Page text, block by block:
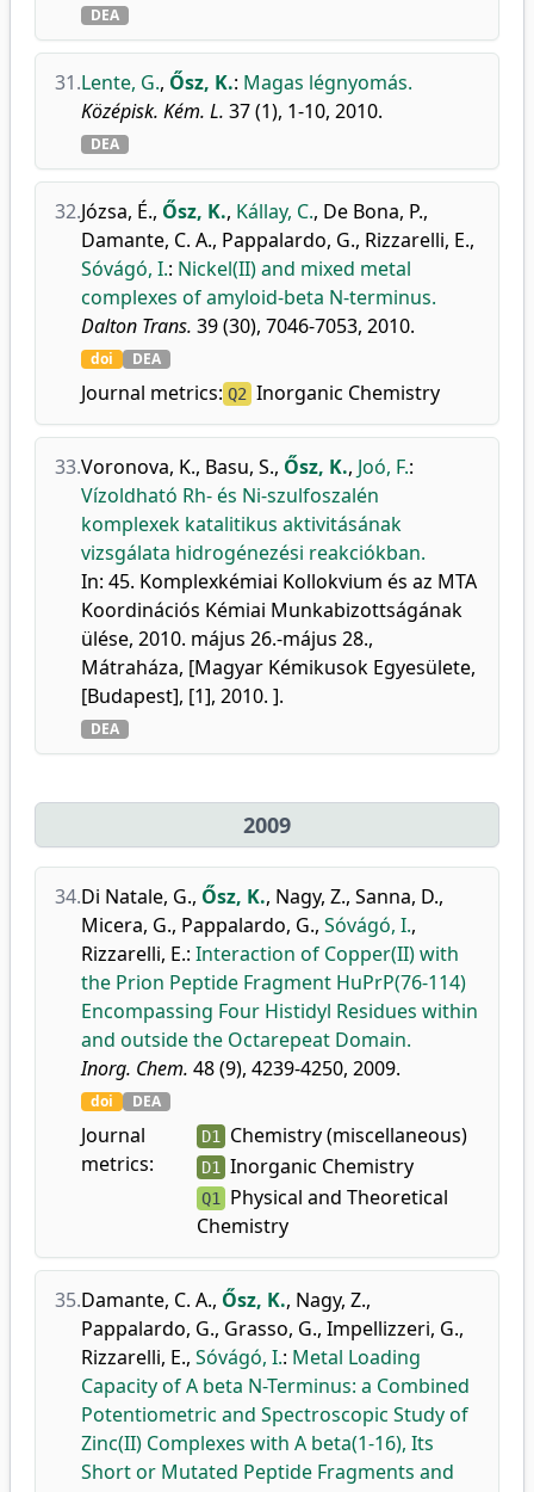
DEA
31.Lente, G., Ősz, K.: Magas légnyomás.
Középisk. Kém. L. 37 (1), 1-10, 2010.
DEA
32.Józsa, É., Ősz, K., Kállay, C., De Bona, P.,
Damante, C. A., Pappalardo, G., Rizzarelli, E.,
Sóvágó, I.: Nickel(II) and mixed metal
complexes of amyloid-beta N-terminus.
Dalton Trans. 39 (30), 7046-7053, 2010.
doi DEA
Journal metrics: Q2 Inorganic Chemistry
33.Voronova, K., Basu, S., Ősz, K., Joó, F.:
Vízoldható Rh- és Ni-szulfoszalén
komplexek katalitikus aktivitásának
vizsgálata hidrogénezési reakciókban.
In: 45. Komplexkémiai Kollokvium és az MTA
Koordinációs Kémiai Munkabizottságának
ülése, 2010. május 26.-május 28.,
Mátraháza, [Magyar Kémikusok Egyesülete,
[Budapest], [1], 2010. ].
DEA
2009
34.Di Natale, G., Ősz, K., Nagy, Z., Sanna, D.,
Micera, G., Pappalardo, G., Sóvágó, I.,
Rizzarelli, E.: Interaction of Copper(II) with
the Prion Peptide Fragment HuPrP(76-114)
Encompassing Four Histidyl Residues within
and outside the Octarepeat Domain.
Inorg. Chem. 48 (9), 4239-4250, 2009.
doi DEA
Journal
metrics:
D1 Chemistry (miscellaneous)
D1 Inorganic Chemistry
Q1 Physical and Theoretical
Chemistry
35.Damante, C. A., Ősz, K., Nagy, Z.,
Pappalardo, G., Grasso, G., Impellizzeri, G.,
Rizzarelli, E., Sóvágó, I.: Metal Loading
Capacity of A beta N-Terminus: a Combined
Potentiometric and Spectroscopic Study of
Zinc(II) Complexes with A beta(1-16), Its
Short or Mutated Peptide Fragments and